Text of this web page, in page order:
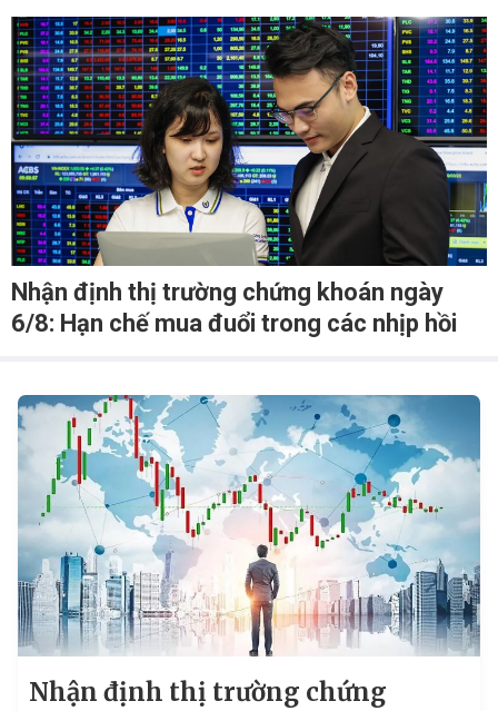
Nhận định thị trường chứng khoán ngày
6/8: Hạn chế mua đuổi trong các nhịp hồi
Nhận định thị trường chứng